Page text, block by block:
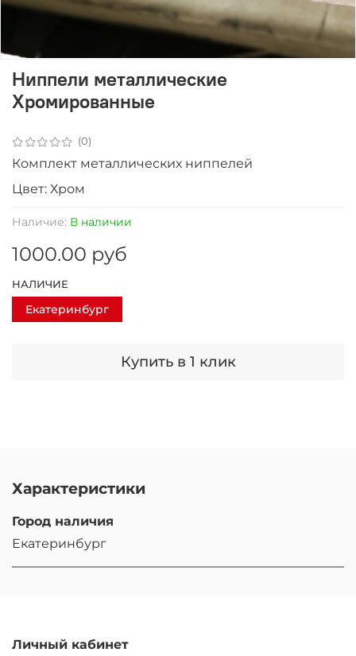
(0)
Наличие: В наличии
Ниппели металлические
Хромированные
1000.00 руб
Купить в 1 клик
НАЛИЧИЕ
Екатеринбург
Комплект металлических ниппелей
Цвет: Хром
Характеристики
Город наличия
Екатеринбург
Личный кабинет